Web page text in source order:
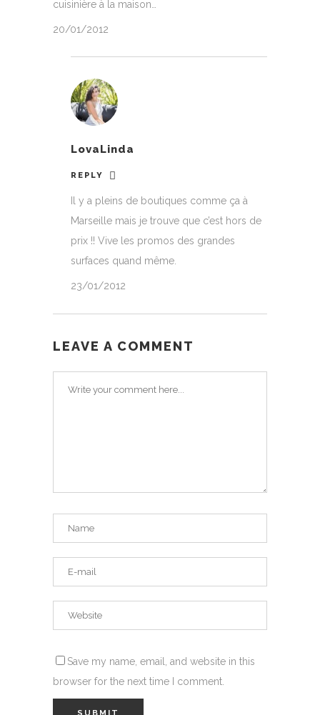
cuisinière à la maison…
20/01/2012
LovaLinda
REPLY
Il y a pleins de boutiques comme ça à
Marseille mais je trouve que c’est hors de
prix !! Vive les promos des grandes
surfaces quand même.
23/01/2012
LEAVE A COMMENT
Save my name, email, and website in this
browser for the next time I comment.